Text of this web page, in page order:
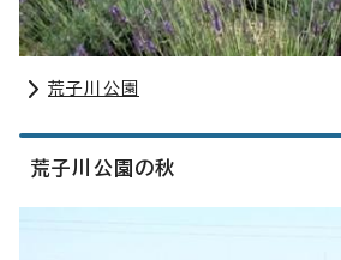
荒子川公園
荒子川公園の秋